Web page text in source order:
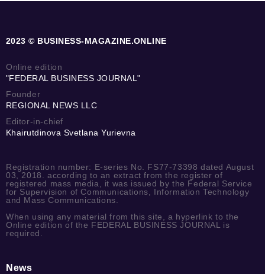
2023 © BUSINESS-MAGAZINE.ONLINE
Online edition
"FEDERAL BUSINESS JOURNAL"
Founder
REGIONAL NEWS LLC
Editor-in-chief
Khairutdinova Svetlana Yurievna
Registration number: E-series No. FS77-73398 dated August
03, 2018. according to an extract from the register of
registered mass media, it was issued by the Federal Service
for Supervision of Communications, Information Technology
and Mass Communications.
When using any material from this site, a hyperlink to the
Online edition of the FEDERAL BUSINESS JOURNAL is
required.
News